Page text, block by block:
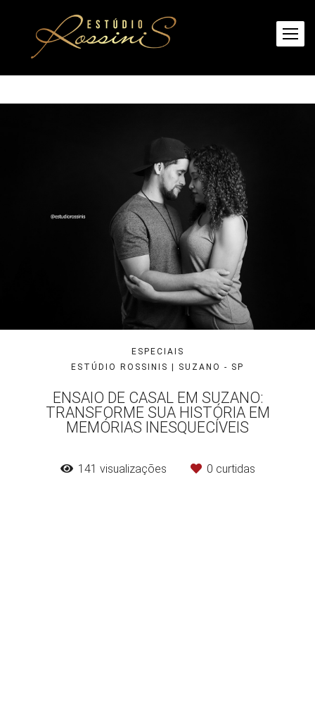
ESPECIAIS
ESTÚDIO ROSSINIS | SUZANO - SP
ENSAIO DE CASAL EM SUZANO:
TRANSFORME SUA HISTÓRIA EM
MEMÓRIAS INESQUECÍVEIS
141 visualizações 0 curtidas